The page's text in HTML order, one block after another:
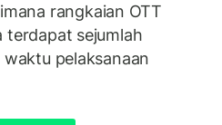
rangkaian OTT
terdapat sejumlah
pelaksanaan